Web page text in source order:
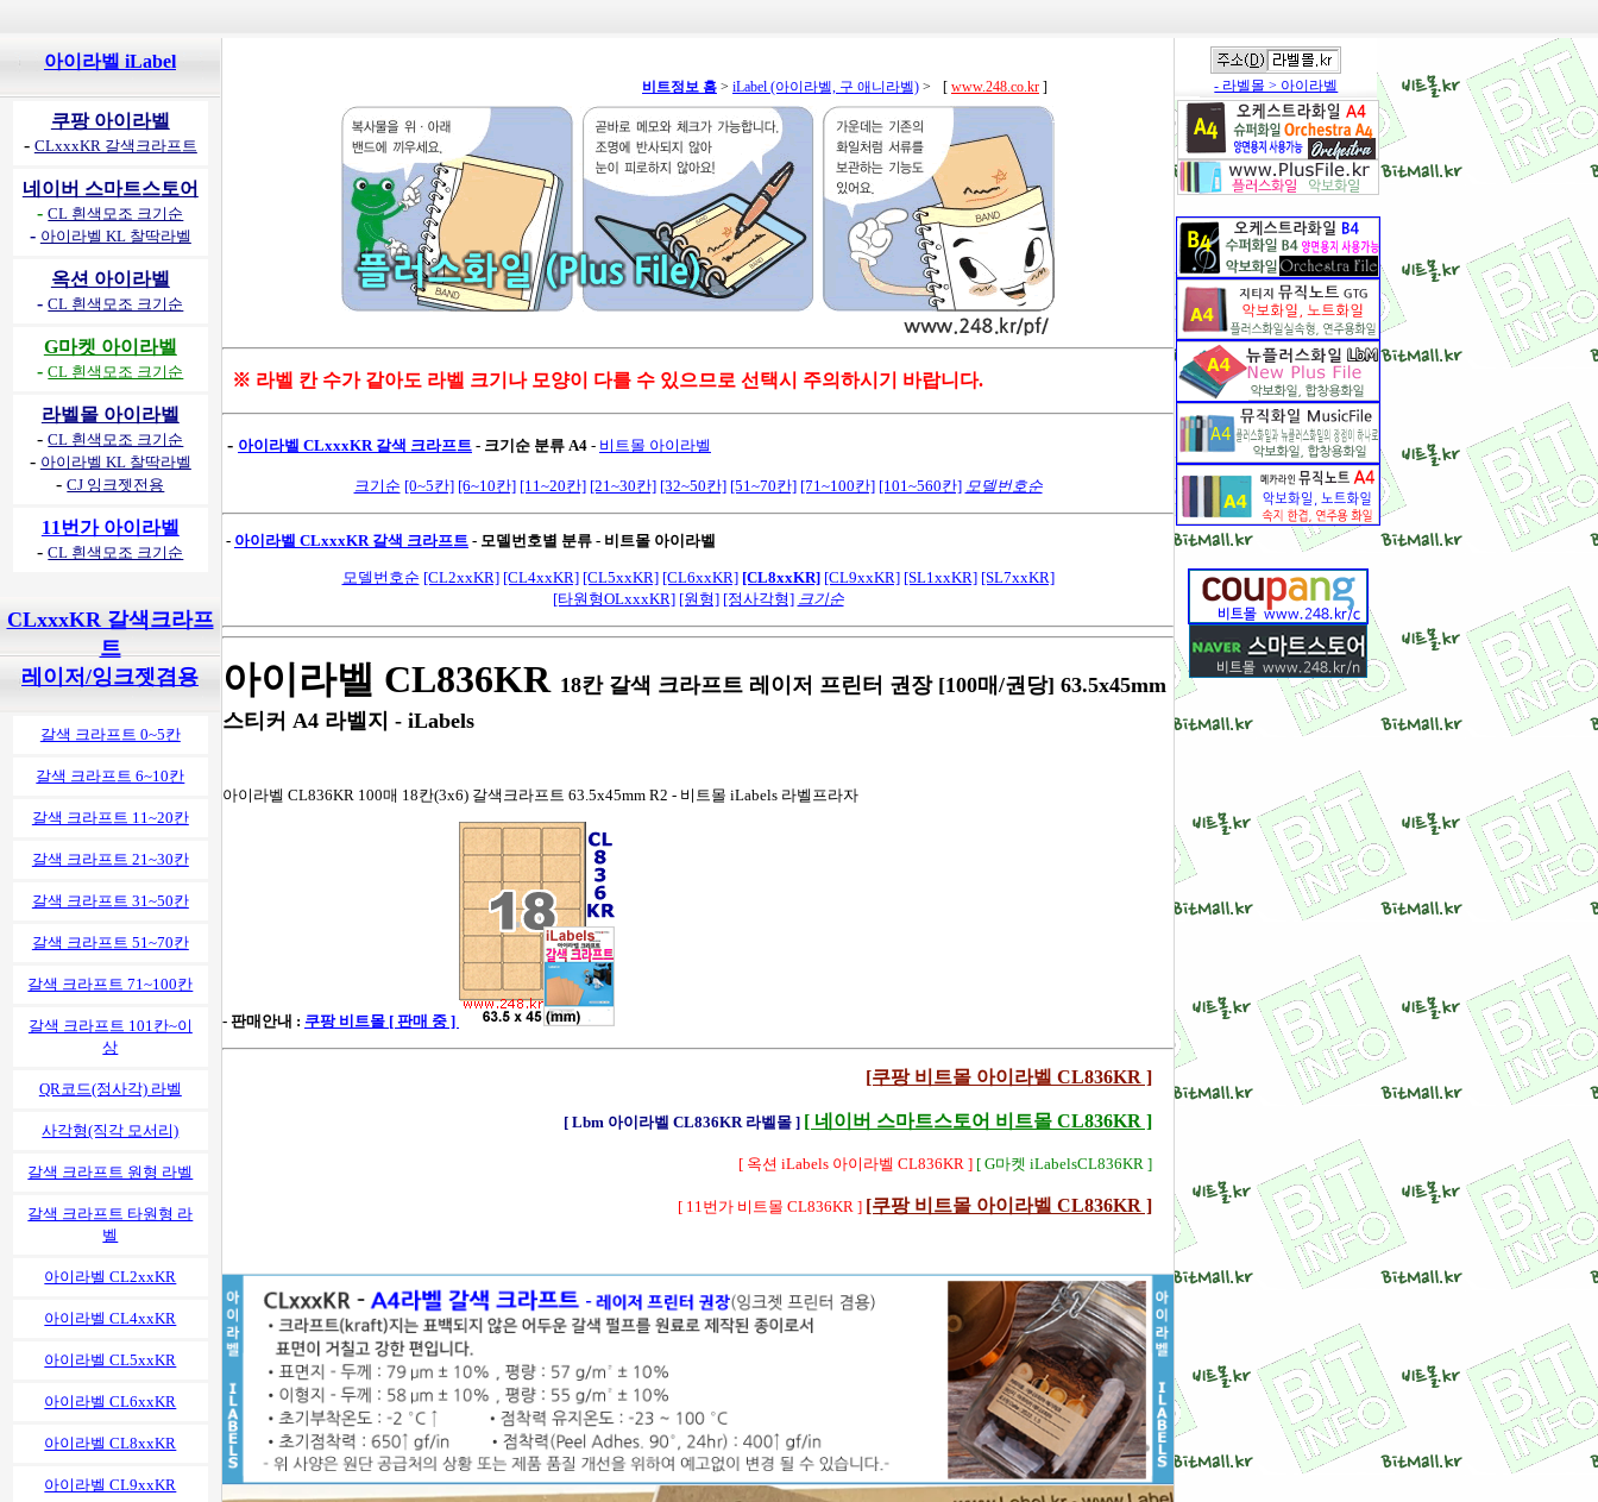
아이라벨 iLabel
쿠팡 아이라벨
- CLxxxKR 갈색크라프트
네이버 스마트스토어
-CL 흰색모조 크기순
- 아이라벨 KL 찰딱라벨
옥션 아이라벨
-CL 흰색모조 크기순
G마켓 아이라벨
-CL 흰색모조 크기순
라벨몰 아이라벨
-CL 흰색모조 크기순
- 아이라벨 KL 찰딱라벨
-CJ 잉크젯전용
11번가 아이라벨
-CL 흰색모조 크기순
CLxxxKR 갈색크라프
트
레이저/잉크젯겸용
갈색 크라프트 0~5칸
갈색 크라프트 6~10칸
갈색 크라프트 11~20칸
갈색 크라프트 21~30칸
갈색 크라프트 31~50칸
갈색 크라프트 51~70칸
갈색 크라프트 71~100칸
갈색 크라프트 101칸~이
상
QR코드(정사각) 라벨
사각형(직각 모서리)
갈색 크라프트 원형 라벨
갈색 크라프트 타원형 라
벨
아이라벨 CL2xxKR
아이라벨 CL4xxKR
아이라벨 CL5xxKR
아이라벨 CL6xxKR
아이라벨 CL8xxKR
아이라벨 CL9xxKR
비트정보 홈 > iLabel (아이라벨, 구 애니라벨) > [ www.248.co.kr ]
※ 라벨 칸 수가 같아도 라벨 크기나 모양이 다를 수 있으므로 선택시 주의하시기 바랍니다.
- 아이라벨 CLxxxKR 갈색 크라프트 - 크기순 분류 A4 - 비트몰 아이라벨
크기순 [0~5칸] [6~10칸] [11~20칸] [21~30칸] [32~50칸] [51~70칸] [71~100칸] [101~560칸] 모델번호순
- 아이라벨 CLxxxKR 갈색 크라프트 - 모델번호별 분류 - 비트몰 아이라벨
모델번호순 [CL2xxKR] [CL4xxKR] [CL5xxKR] [CL6xxKR] [CL8xxKR] [CL9xxKR] [SL1xxKR] [SL7xxKR]
[타원형OLxxxKR] [원형] [정사각형] 크기순
아이라벨 CL836KR 18칸 갈색 크라프트 레이저 프린터 권장 [100매/권당] 63.5x45mm
스티커 A4 라벨지 - iLabels
아이라벨 CL836KR 100매 18칸(3x6) 갈색크라프트 63.5x45mm R2 - 비트몰 iLabels 라벨프라자
- 판매안내 : 쿠팡 비트몰 [ 판매 중 ]
[쿠팡 비트몰 아이라벨 CL836KR ]
[ Lbm 아이라벨 CL836KR 라벨몰 ] [ 네이버 스마트스토어 비트몰 CL836KR ]
[ 옥션 iLabels 아이라벨 CL836KR ] [ G마켓 iLabelsCL836KR ]
[ 11번가 비트몰 CL836KR ] [쿠팡 비트몰 아이라벨 CL836KR ]
- 라벨몰 > 아이라벨